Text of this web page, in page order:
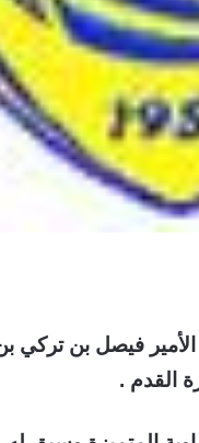
فيصل بن تركي بن
القدم .